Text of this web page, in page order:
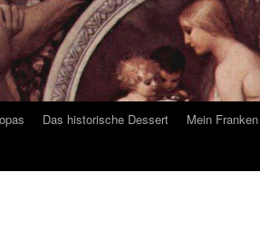
Das historische Dessert Mein Franken